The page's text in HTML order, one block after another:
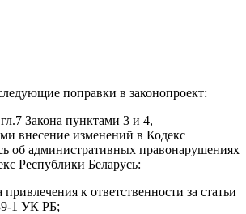
поправки в законопроект:
Закона пунктами 3 и 4,
внесение изменений в Кодекс
об административных правонарушениях
Республики Беларусь:
к ответственности за статьи
1 УК РБ;